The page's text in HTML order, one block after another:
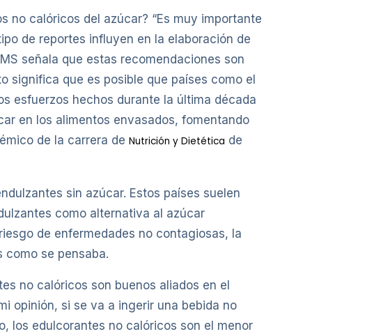
no calóricos del azúcar? “Es muy importante
de reportes influyen en la elaboración de
señala que estas recomendaciones son
significa que es posible que países como el
esfuerzos hechos durante la última década
en los alimentos envasados, fomentando
de la carrera de Nutrición y Dietética de
sin azúcar. Estos países suelen
como alternativa al azúcar
de enfermedades no contagiosas, la
como se pensaba.
no calóricos son buenos aliados en el
opinión, si se va a ingerir una bebida no
los edulcorantes no calóricos son el menor